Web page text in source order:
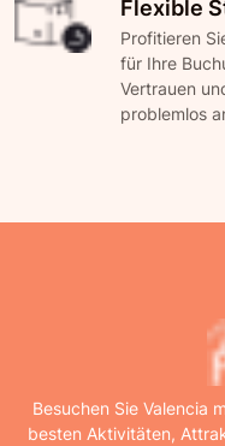
Flexible
Profitieren
für Ihre
Vertrauen
problemlos
Besuchen Sie Valencia
besten Aktivitäten,